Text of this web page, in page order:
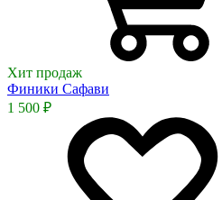
Хит продаж
Финики Сафави
1 500 ₽